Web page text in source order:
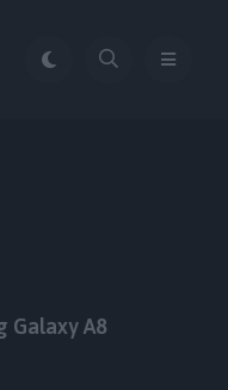
Galaxy A8